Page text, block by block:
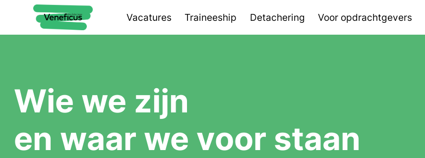
Vacatures Traineeship Detachering Voor opdrachtgevers
Wie we zijn
en waar we voor staan